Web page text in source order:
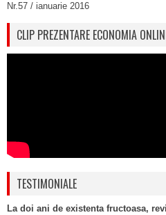
Nr.57 / ianuarie 2016
CLIP PREZENTARE ECONOMIA
TESTIMONIALE
La doi ani de existenta fructoasa,